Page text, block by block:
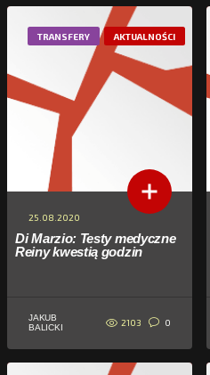
TRANSFERY AKTUALNOŚCI
25.08.2020
Di Marzio: Testy medyczne
Reiny kwestią godzin
JAKUB
BALICKI
2103 0